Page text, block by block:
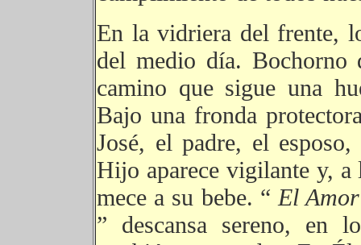
En la vidriera del frente,
del medio día.
camino que sigue una
Bajo una fronda
José, el padre, el
Hijo aparece vigilante y,
mece a su bebe. “ El
” descansa sereno, en